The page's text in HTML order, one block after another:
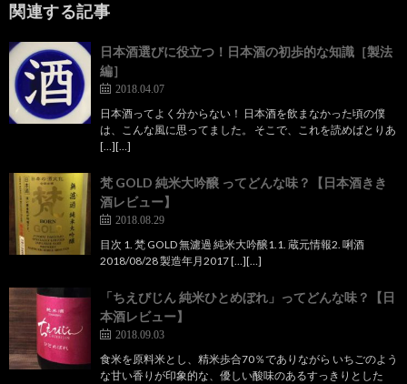
関連する記事
日本酒選びに役立つ！日本酒の初歩的な知識［製法
編］
2018.04.07
日本酒ってよく分からない！ 日本酒を飲まなかった頃の僕
は、こんな風に思ってました。 そこで、これを読めばとりあ
[…][…]
梵 GOLD 純米大吟醸 ってどんな味？【日本酒きき
酒レビュー】
2018.08.29
目次 1. 梵 GOLD 無濾過 純米大吟醸1.1. 蔵元情報2. 唎酒
2018/08/28 製造年月2017 […][…]
「ちえびじん 純米ひとめぼれ」ってどんな味？【日
本酒レビュー】
2018.09.03
食米を原料米とし、精米歩合70％でありながら いちごのよう
な甘い香りが印象的な、優しい酸味のあるすっきりとした